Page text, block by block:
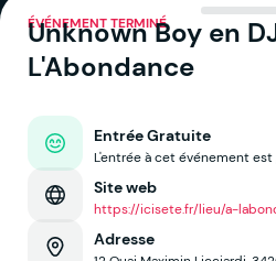
ÉVÉNEMENT TERMINÉ
Unknown Boy en
L'Abondance
Entrée Gratuite
L'entrée à cet événement
Site web
https://icisete.fr/lieu/a-
Adresse